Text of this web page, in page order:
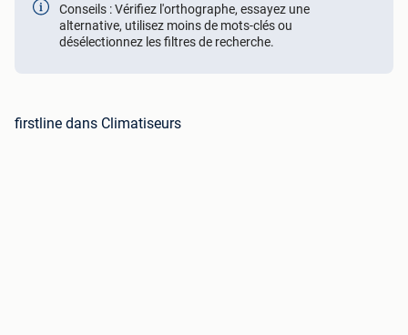
Conseils : Vérifiez l'orthographe, essayez une
alternative, utilisez moins de mots-clés ou
désélectionnez les filtres de recherche.
firstline dans Climatiseurs